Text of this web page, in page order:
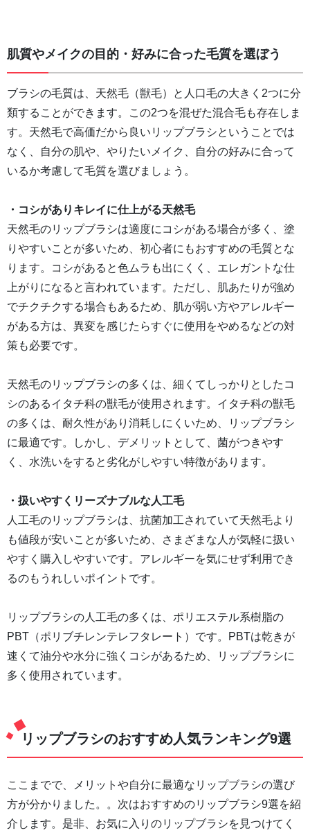
肌質やメイクの目的・好みに合った毛質を選ぼう
ブラシの毛質は、天然毛（獣毛）と人口毛の大きく2つに分
類することができます。この2つを混ぜた混合毛も存在しま
す。天然毛で高価だから良いリップブラシということでは
なく、自分の肌や、やりたいメイク、自分の好みに合って
いるか考慮して毛質を選びましょう。
・コシがありキレイに仕上がる天然毛
天然毛のリップブラシは適度にコシがある場合が多く、塗
りやすいことが多いため、初心者にもおすすめの毛質とな
ります。コシがあると色ムラも出にくく、エレガントな仕
上がりになると言われています。ただし、肌あたりが強め
でチクチクする場合もあるため、肌が弱い方やアレルギー
がある方は、異変を感じたらすぐに使用をやめるなどの対
策も必要です。
天然毛のリップブラシの多くは、細くてしっかりとしたコ
シのあるイタチ科の獣毛が使用されます。イタチ科の獣毛
の多くは、耐久性があり消耗しにくいため、リップブラシ
に最適です。しかし、デメリットとして、菌がつきやす
く、水洗いをすると劣化がしやすい特徴があります。
・扱いやすくリーズナブルな人工毛
人工毛のリップブラシは、抗菌加工されていて天然毛より
も値段が安いことが多いため、さまざまな人が気軽に扱い
やすく購入しやすいです。アレルギーを気にせず利用でき
るのもうれしいポイントです。
リップブラシの人工毛の多くは、ポリエステル系樹脂の
PBT（ポリブチレンテレフタレート）です。PBTは乾きが
速くて油分や水分に強くコシがあるため、リップブラシに
多く使用されています。
リップブラシのおすすめ人気ランキング9選
ここまでで、メリットや自分に最適なリップブラシの選び
方が分かりました。。次はおすすめのリップブラシ9選を紹
介します。是非、お気に入りのリップブラシを見つけてく